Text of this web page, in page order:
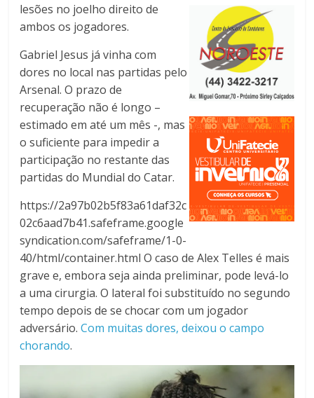
lesões no joelho direito de
ambos os jogadores.
Gabriel Jesus já vinha com
dores no local nas partidas pelo
Arsenal. O prazo de
recuperação não é longo –
estimado em até um mês -, mas
o suficiente para impedir a
participação no restante das
partidas do Mundial do Catar.
https://2a97b02b5f83a61daf32c
02c6aad7b41.safeframe.google
syndication.com/safeframe/1-0-
40/html/container.html O caso de Alex Telles é mais
grave e, embora seja ainda preliminar, pode levá-lo
a uma cirurgia. O lateral foi substituído no segundo
tempo depois de se chocar com um jogador
adversário.Com muitas dores, deixou o campo
chorando.